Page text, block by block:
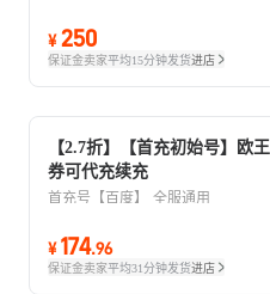
¥ 250
保证金卖家平均15分钟发货进店
【2.7折】【首充初始号】欧
券可代充续充
首充号【百度】 全服通用
¥ 174.96
保证金卖家平均31分钟发货进店